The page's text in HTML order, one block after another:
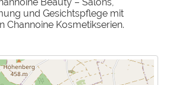
und Gesichtspflege mit
Channoine Kosmetikserien.